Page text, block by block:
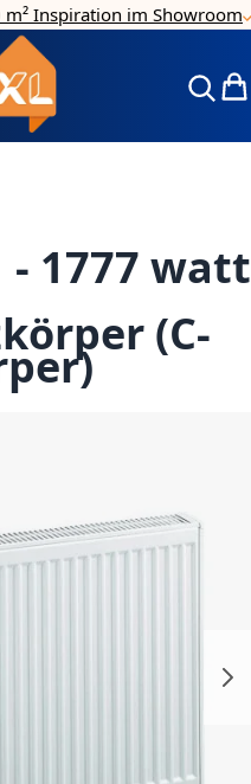
Inspiration im Showroom
- 1777 watt
(C-